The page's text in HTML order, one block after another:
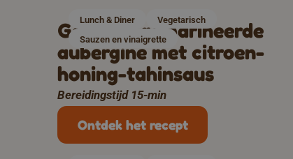
Gegrilde gemarineerde
aubergine met citroen-
honing-tahinsaus
Bereidingstijd 15-min
Ontdek het recept
Lunch & Diner
Vegetarisch
Sauzen en vinaigrette